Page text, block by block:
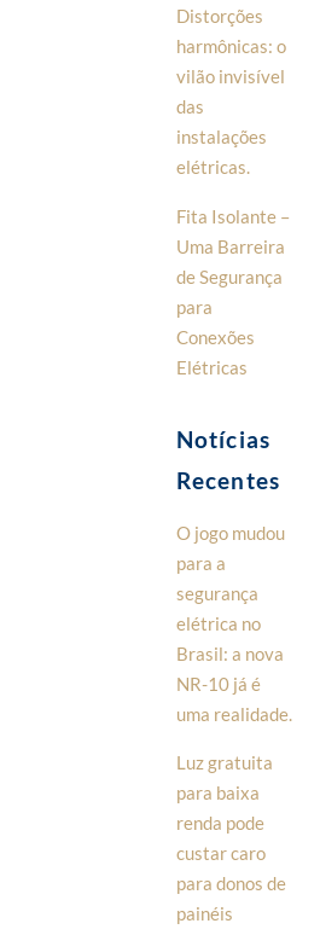
Distorções
harmônicas: o
vilão invisível
das
instalações
elétricas.
Fita Isolante –
Uma Barreira
de Segurança
para
Conexões
Elétricas
Notícias
Recentes
O jogo mudou
para a
segurança
elétrica no
Brasil: a nova
NR-10 já é
uma realidade.
Luz gratuita
para baixa
renda pode
custar caro
para donos de
painéis